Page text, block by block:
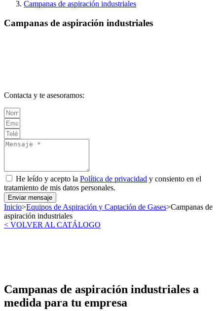
Campanas de aspiración industriales
Campanas de aspiración industriales
Contacta y te asesoramos:
He leído y acepto la Política de privacidad y consiento en el
tratamiento de mis datos personales.
Enviar mensaje
Inicio>Equipos de Aspiración y Captación de Gases>Campanas de
aspiración industriales
< VOLVER AL CATÁLOGO
Campanas de aspiración industriales a
medida para tu empresa